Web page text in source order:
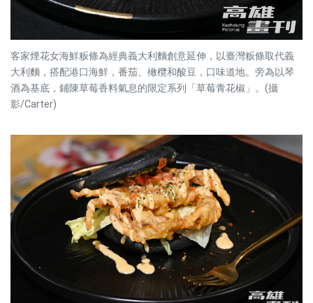
客家煙花女海鮮粄條為經典義大利麵創意延伸，以臺灣粄條取代義
大利麵，搭配港口海鮮，番茄、橄欖和酸豆，口味道地。旁為以琴
酒為基底，鋪陳草莓香料氣息的限定系列「草莓青花椒」。(攝
影/Carter)